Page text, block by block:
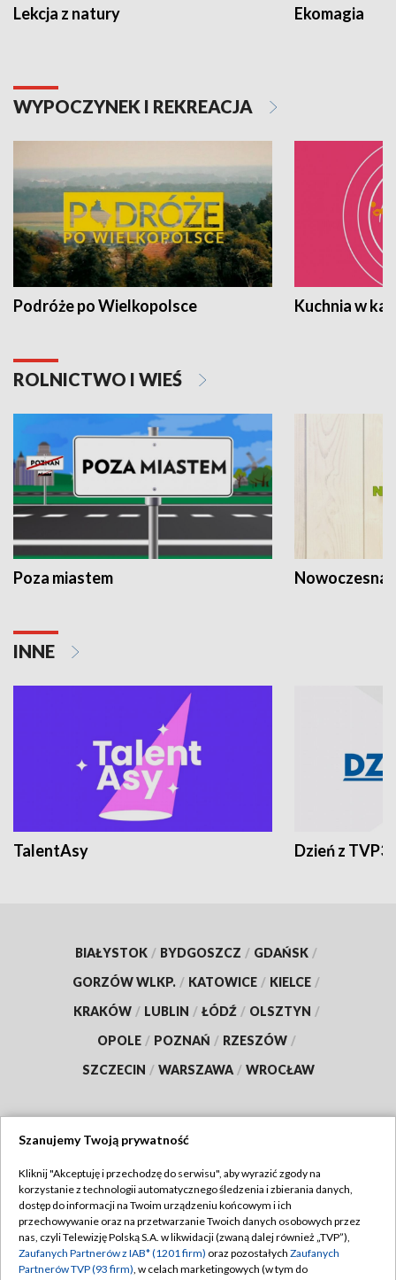
Lekcja z natury Ekomagia
WYPOCZYNEK I REKREACJA
Podróże po Wielkopolsce Kuchnia w
ROLNICTWO I WIEŚ
Poza miastem Nowoczesna
INNE
TalentAsy Dzień z TVP3
BIAŁYSTOK / BYDGOSZCZ / GDAŃSK /
GORZÓW WLKP. / KATOWICE / KIELCE /
KRAKÓW / LUBLIN / ŁÓDŹ / OLSZTYN /
OPOLE / POZNAŃ / RZESZÓW /
SZCZECIN / WARSZAWA / WROCŁAW
TVP
Abonament TVP
Emisja w TVP
Regulamin TVP
Polityka prywatności
Szanujemy Twoją prywatność
Kliknij "Akceptuję i przechodzę do serwisu", aby wyrazić zgody na
korzystanie z technologii automatycznego śledzenia i zbierania danych,
dostęp do informacji na Twoim urządzeniu końcowym i ich
przechowywanie oraz na przetwarzanie Twoich danych osobowych przez
nas, czyli Telewizję Polską S.A. w likwidacji (zwaną dalej również „TVP”),
Zaufanych Partnerów z IAB* (1201 firm) oraz pozostałych Zaufanych
Partnerów TVP (93 firm), w celach marketingowych (w tym do